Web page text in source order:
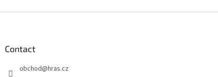
Contact
obchod@hras.cz